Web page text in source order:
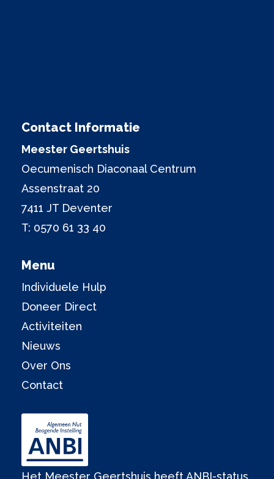
Contact Informatie
Meester Geertshuis
Oecumenisch Diaconaal Centrum
Assenstraat 20
7411 JT Deventer
T: 0570 61 33 40
Menu
Individuele Hulp
Doneer Direct
Activiteiten
Nieuws
Over Ons
Contact
Het Meester Geertshuis heeft ANBI-status.